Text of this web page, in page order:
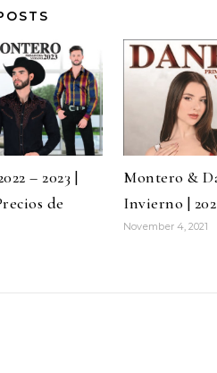
– 2023 |
de
Montero &
Invierno |
November 4, 2021